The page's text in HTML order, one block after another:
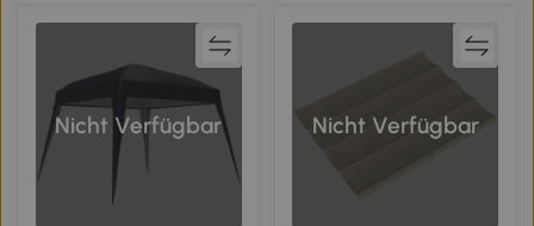
Nicht Verfügbar Nicht Verfügbar